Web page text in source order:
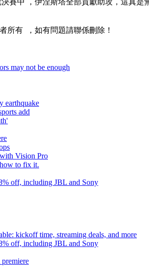
所有  ，如有問題請聯係刪除 ！
may not be enough
earthquake
add
Vision Pro
to fix it.
off, including JBL and Sony
kickoff time, streaming deals, and more
off, including JBL and Sony